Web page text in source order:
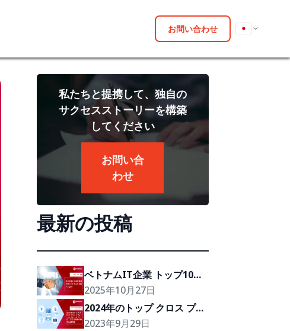
お問い合わせ
私たちと提携して、独自の
サクセスストーリーを構築
してください
お問い合
わせ
最新の投稿
ベトナムIT企業 トップ10｜
日本企業との協業実績を持つ
注目企業
2025年10月27日
2024年のトップ クロス プラ
ットフォーム フレーム ワー
2023年9月29日